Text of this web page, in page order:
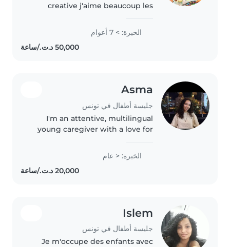
creative j'aime beaucoup les
cette domaine et j'adore mon
travaille et aussi j'aime bien
voyager je suis responsable..
الخبرة: > 7 أعوام
Asma
جليسة أطفال في تونس
I'm an attentive, multilingual
young caregiver with a love for
with homework and playing
with toddlers and preschoolers..
الخبرة: < عام
Islem
جليسة أطفال في تونس
Je m'occupe des enfants avec